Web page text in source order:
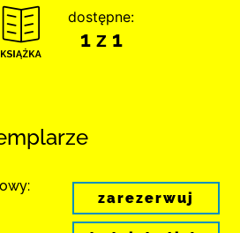
dostępne:
1 z 1
zarezerwuj